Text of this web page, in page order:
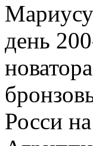
день
Росси